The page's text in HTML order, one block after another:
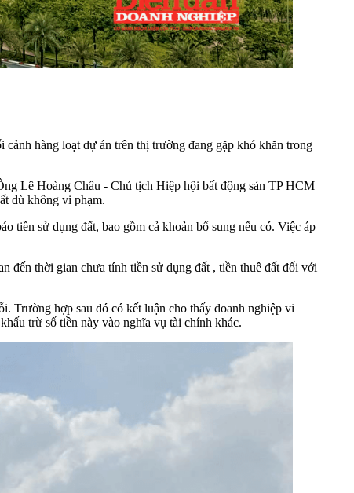
hàng loạt dự án trên thị trường đang gặp khó khăn trong
Lê Hoàng Châu - Chủ tịch Hiệp hội bất động sản TP HCM
dù không vi phạm.
tiền sử dụng đất, bao gồm cả khoản bổ sung nếu có. Việc áp
đến thời gian chưa tính tiền sử dụng đất , tiền thuê đất đối với
Trường hợp sau đó có kết luận cho thấy doanh nghiệp vi
trừ số tiền này vào nghĩa vụ tài chính khác.